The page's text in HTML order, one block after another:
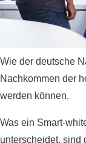
Wie der deutsche
Nachkommen der
werden können.
Was ein Smart-
unterscheidet, sind